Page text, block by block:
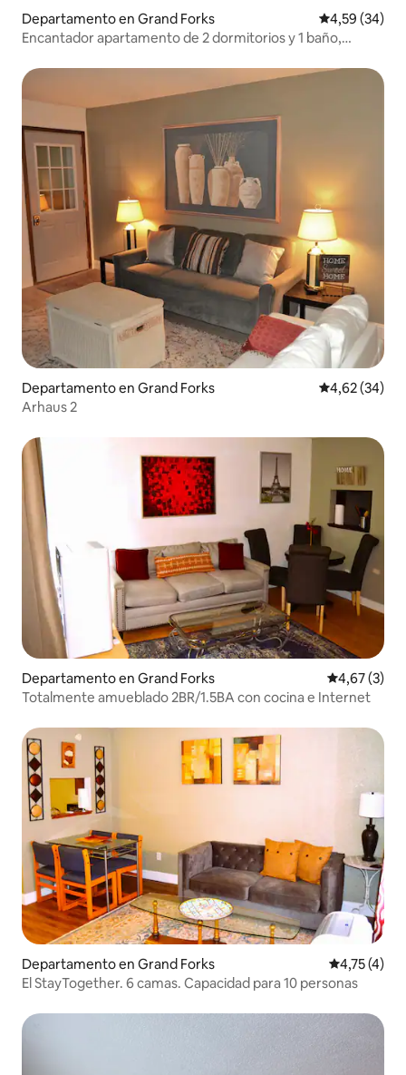
Departamento en Grand Forks Calificación
4,59 (34)
Encantador apartamento de 2 dormitorios y 1 baño,
Departamento en Grand Forks Calificación
4,62 (34)
Arhaus 2
Departamento en Grand Forks Calificación
4,67 (3)
Totalmente amueblado 2BR/1.5BA con cocina e Internet
Departamento en Grand Forks Calificación
4,75 (4)
El StayTogether. 6 camas. Capacidad para 10 personas